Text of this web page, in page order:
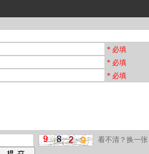
* 必填
* 必填
* 必填
看不清？换一张